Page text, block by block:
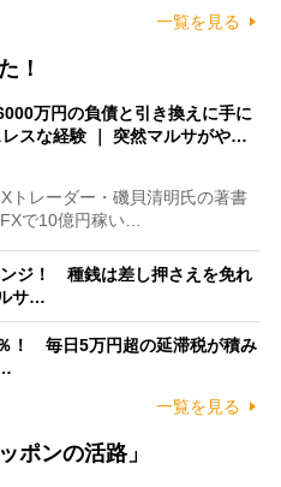
一覧を見る
！
万円の負債と引き換えに手に
スな経験 ｜ 突然マルサがや…
レーダー・磯貝清明氏の著書
FXで10億円稼い…
ンジ！ 種銭は差し押さえを免れ
サ…
！ 毎日5万円超の延滞税が積み
一覧を見る
ポンの活路」